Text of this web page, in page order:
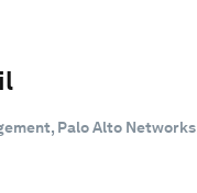
Palo Alto Networks